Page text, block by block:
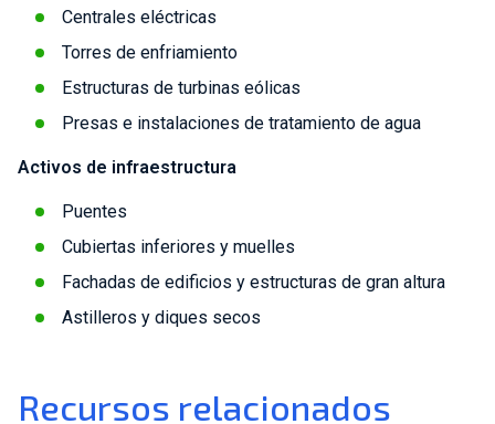
Centrales eléctricas
Torres de enfriamiento
Estructuras de turbinas eólicas
Presas e instalaciones de tratamiento de agua
Activos de infraestructura
Puentes
Cubiertas inferiores y muelles
Fachadas de edificios y estructuras de gran altura
Astilleros y diques secos
Recursos relacionados